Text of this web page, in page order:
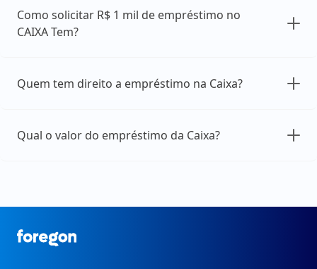
Como solicitar R$ 1 mil de empréstimo no
CAIXA Tem?
Quem tem direito a empréstimo na Caixa?
Qual o valor do empréstimo da Caixa?
Foregon.com